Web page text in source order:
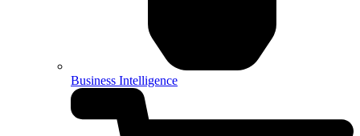
Business Intelligence